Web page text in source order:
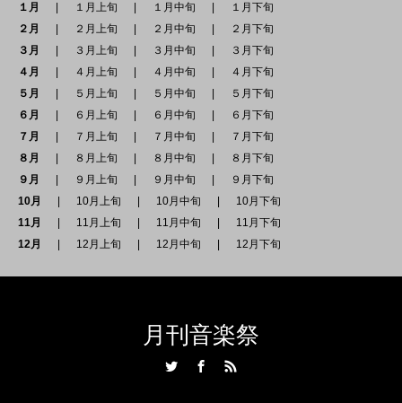
１月 １月上旬 １月中旬
１月下旬
２月
２月上旬 ２月中旬
２月下旬
３月
３月上旬 ３月中旬
３月下旬
４月
４月上旬 ４月中旬
４月下旬
５月
５月上旬 ５月中旬
５月下旬
６月
６月上旬 ６月中旬
６月下旬
７月
７月上旬 ７月中旬
７月下旬
８月
８月上旬 ８月中旬
８月下旬
９月
９月上旬 ９月中旬
９月下旬
10月
10月上旬 10月中旬
10月下旬
11月
11月上旬 11月中旬
11月下旬
12月
12月上旬 12月中旬 12月下旬
月刊音楽祭